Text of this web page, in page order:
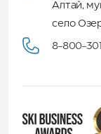
Алтай,
село
8-800-